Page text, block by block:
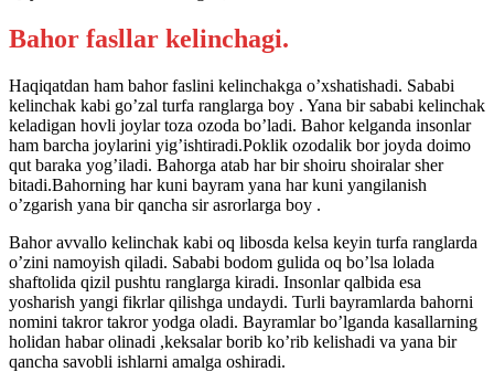
Bahor fasllar kelinchagi.
Haqiqatdan ham bahor faslini kelinchakga o’xshatishadi. Sababi
kelinchak kabi go’zal turfa ranglarga boy . Yana bir sababi kelinchak
keladigan hovli joylar toza ozoda bo’ladi. Bahor kelganda insonlar
ham barcha joylarini yig’ishtiradi.Poklik ozodalik bor joyda doimo
qut baraka yog’iladi. Bahorga atab har bir shoiru shoiralar sher
bitadi.Bahorning har kuni bayram yana har kuni yangilanish
o’zgarish yana bir qancha sir asrorlarga boy .
Bahor avvallo kelinchak kabi oq libosda kelsa keyin turfa ranglarda
o’zini namoyish qiladi. Sababi bodom gulida oq bo’lsa lolada
shaftolida qizil pushtu ranglarga kiradi. Insonlar qalbida esa
yosharish yangi fikrlar qilishga undaydi. Turli bayramlarda bahorni
nomini takror takror yodga oladi. Bayramlar bo’lganda kasallarning
holidan habar olinadi ,keksalar borib ko’rib kelishadi va yana bir
qancha savobli ishlarni amalga oshiradi.